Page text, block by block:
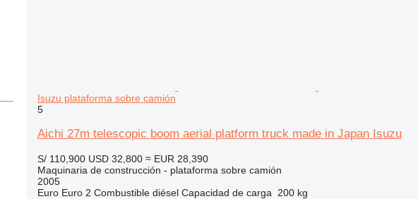
Isuzu plataforma sobre camión
5
Aichi 27m telescopic boom aerial platform truck made in Japan Isuzu
S/ 110,900 USD 32,800 ≈ EUR 28,390
Maquinaria de construcción - plataforma sobre camión
2005
Euro Euro 2 Combustible diésel Capacidad de carga
200 kg